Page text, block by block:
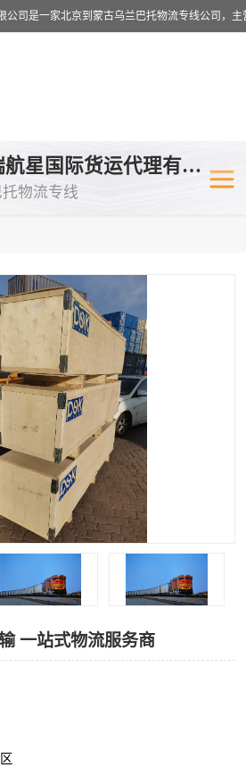
北京跃瑞航星国际货运代理有限公司
物流专线
一站式物流服务商
乌兰巴托铁
税
线
线